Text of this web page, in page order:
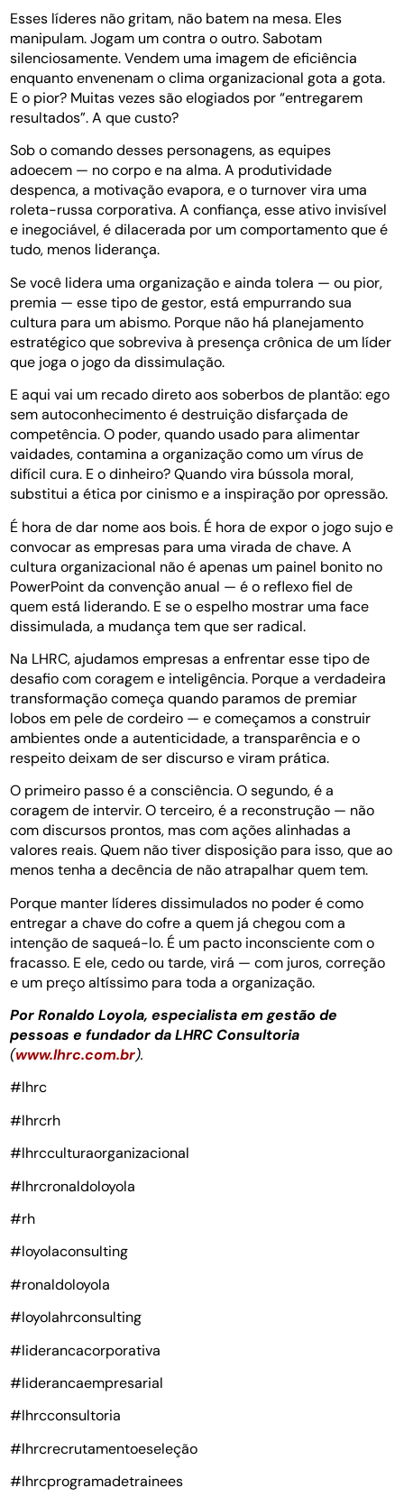
Esses líderes não gritam, não batem na mesa. Eles
manipulam. Jogam um contra o outro. Sabotam
silenciosamente. Vendem uma imagem de eficiência
enquanto envenenam o clima organizacional gota a gota.
E o pior? Muitas vezes são elogiados por “entregarem
resultados”. A que custo?
Sob o comando desses personagens, as equipes
adoecem — no corpo e na alma. A produtividade
despenca, a motivação evapora, e o turnover vira uma
roleta-russa corporativa. A confiança, esse ativo invisível
e inegociável, é dilacerada por um comportamento que é
tudo, menos liderança.
Se você lidera uma organização e ainda tolera — ou pior,
premia — esse tipo de gestor, está empurrando sua
cultura para um abismo. Porque não há planejamento
estratégico que sobreviva à presença crônica de um líder
que joga o jogo da dissimulação.
E aqui vai um recado direto aos soberbos de plantão: ego
sem autoconhecimento é destruição disfarçada de
competência. O poder, quando usado para alimentar
vaidades, contamina a organização como um vírus de
difícil cura. E o dinheiro? Quando vira bússola moral,
substitui a ética por cinismo e a inspiração por opressão.
É hora de dar nome aos bois. É hora de expor o jogo sujo e
convocar as empresas para uma virada de chave. A
cultura organizacional não é apenas um painel bonito no
PowerPoint da convenção anual — é o reflexo fiel de
quem está liderando. E se o espelho mostrar uma face
dissimulada, a mudança tem que ser radical.
Na LHRC, ajudamos empresas a enfrentar esse tipo de
desafio com coragem e inteligência. Porque a verdadeira
transformação começa quando paramos de premiar
lobos em pele de cordeiro — e começamos a construir
ambientes onde a autenticidade, a transparência e o
respeito deixam de ser discurso e viram prática.
O primeiro passo é a consciência. O segundo, é a
coragem de intervir. O terceiro, é a reconstrução — não
com discursos prontos, mas com ações alinhadas a
valores reais. Quem não tiver disposição para isso, que ao
menos tenha a decência de não atrapalhar quem tem.
Porque manter líderes dissimulados no poder é como
entregar a chave do cofre a quem já chegou com a
intenção de saqueá-lo. É um pacto inconsciente com o
fracasso. E ele, cedo ou tarde, virá — com juros, correção
e um preço altíssimo para toda a organização.
Por Ronaldo Loyola, especialista em gestão de
pessoas e fundador da LHRC Consultoria
(www.lhrc.com.br).
#lhrc
#lhrcrh
#lhrcculturaorganizacional
#lhrcronaldoloyola
#rh
#loyolaconsulting
#ronaldoloyola
#loyolahrconsulting
#liderancacorporativa
#liderancaempresarial
#lhrcconsultoria
#lhrcrecrutamentoeseleção
#lhrcprogramadetrainees